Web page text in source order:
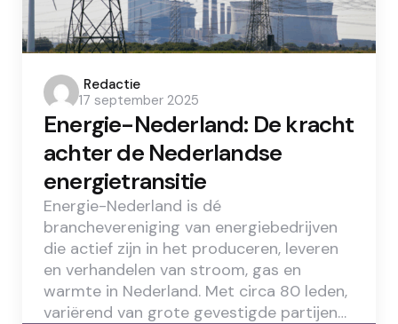
Posted
by
Redactie
17 september 2025
Energie-Nederland: De kracht
achter de Nederlandse
energietransitie
Energie-Nederland is dé
branchevereniging van energiebedrijven
die actief zijn in het produceren, leveren
en verhandelen van stroom, gas en
warmte in Nederland. Met circa 80 leden,
variërend van grote gevestigde partijen…